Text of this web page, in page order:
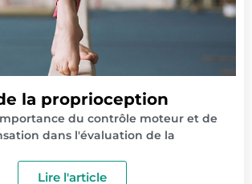
la proprioception
du contrôle moteur et de
dans l'évaluation de la
Lire l'article